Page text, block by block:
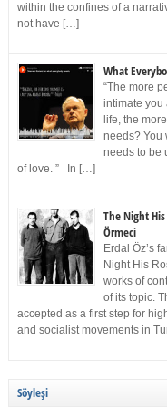
within the confines of a
not have […]
What
“The more
intimate you
life, the
needs? You
needs to be
of love. ” In […]
The Night
Örmeci
Erdal Öz’s
Night His
works of
of its topic.
accepted as a first step for
and socialist movements in
Söyleşi